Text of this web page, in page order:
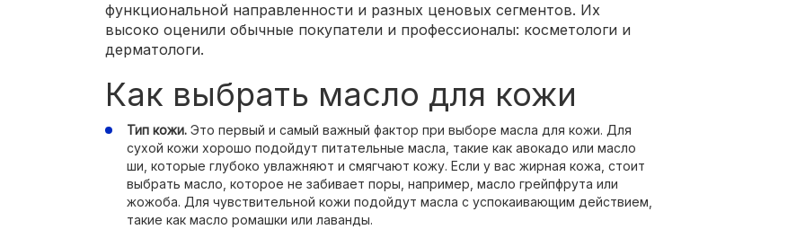
функциональной направленности и разных ценовых сегментов. Их
высоко оценили обычные покупатели и профессионалы: косметологи и
дерматологи.
Как выбрать масло для кожи
Тип кожи. Это первый и самый важный фактор при выборе масла для кожи. Для
сухой кожи хорошо подойдут питательные масла, такие как авокадо или масло
ши, которые глубоко увлажняют и смягчают кожу. Если у вас жирная кожа, стоит
выбрать масло, которое не забивает поры, например, масло грейпфрута или
жожоба. Для чувствительной кожи подойдут масла с успокаивающим действием,
такие как масло ромашки или лаванды.